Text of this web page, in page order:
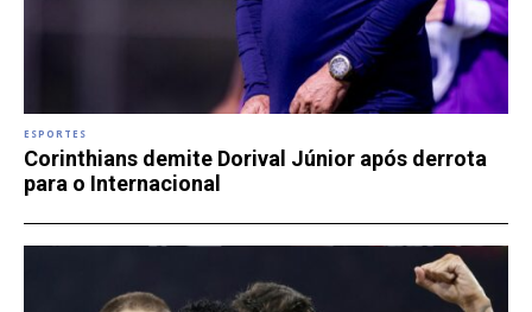
ESPORTES
Corinthians demite Dorival Júnior após derrota
para o Internacional